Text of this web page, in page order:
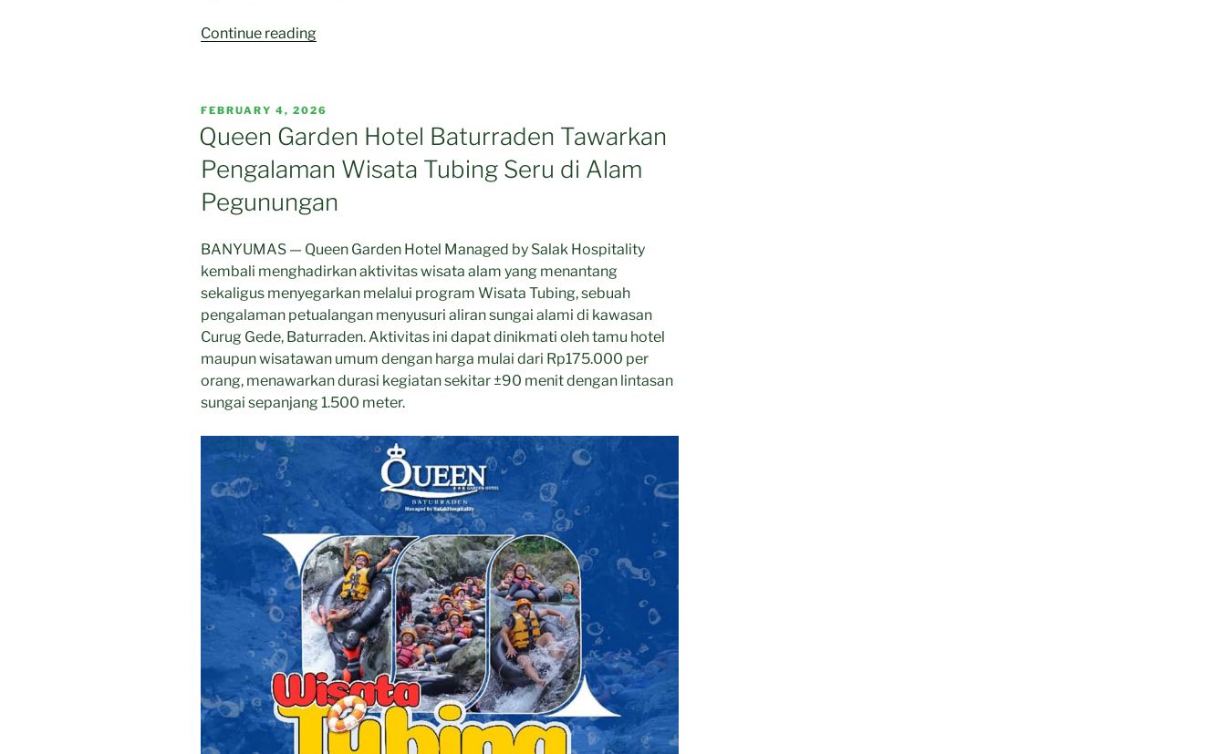
Continue reading“Queen
Hadirkan
Promo
“Quick
dengan
50%
untuk
Pengalaman
Sarapan
Lebih
Hemat”
POSTED
ON
FEBRUARY 4, 2026
Queen Garden Hotel Baturraden Tawarkan
Pengalaman Wisata Tubing Seru di Alam
Pegunungan
BANYUMAS — Queen Garden Hotel Managed by Salak Hospitality
kembali menghadirkan aktivitas wisata alam yang menantang
sekaligus menyegarkan melalui program Wisata Tubing, sebuah
pengalaman petualangan menyusuri aliran sungai alami di kawasan
Curug Gede, Baturraden. Aktivitas ini dapat dinikmati oleh tamu hotel
maupun wisatawan umum dengan harga mulai dari Rp175.000 per
orang, menawarkan durasi kegiatan sekitar ±90 menit dengan lintasan
sungai sepanjang 1.500 meter.